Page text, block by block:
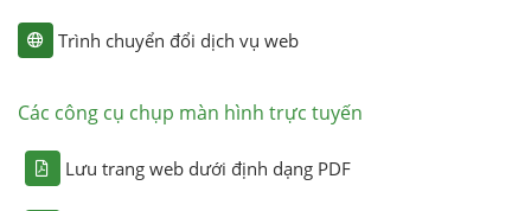
Trình chuyển đổi dịch vụ web
Các công cụ chụp màn hình trực tuyến
Lưu trang web dưới định dạng PDF